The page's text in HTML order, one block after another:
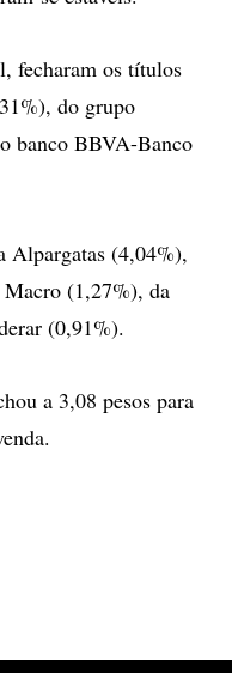
fecharam os títulos
do grupo
banco BBVA-Banco
Alpargatas (4,04%),
(1,27%), da
(0,91%).
a 3,08 pesos para